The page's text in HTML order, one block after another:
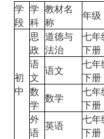
学
段
学
科
教材名
称
年级
初
中
思
政
道德与
法治
七年
下册
语
文
语文
七年
下册
数
学
数学
七年
下册
外
语
英语
七年
下册